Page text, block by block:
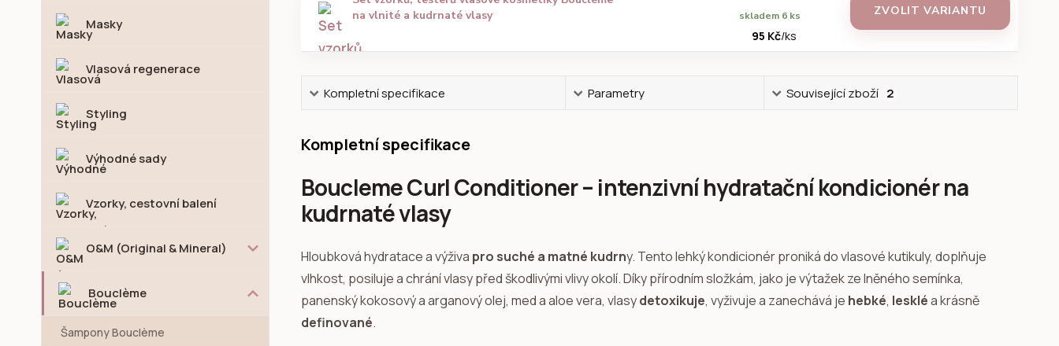
Masky
Vlasová regenerace
Styling
Výhodné sady
Vzorky, cestovní balení
O&M (Original & Mineral)
Bouclème
Šampony Bouclème
na vlnité a kudrnaté vlasy
95 Kč/ks
skladem 6 ks ZVOLIT VARIANTU
Kompletní specifikace Parametry Související zboží 2
Kompletní specifikace
Boucleme Curl Conditioner – intenzivní hydratační kondicionér na
kudrnaté vlasy
Hloubková hydratace a výživa pro suché a matné kudrny. Tento lehký kondicionér proniká do vlasové kutikuly, doplňuje
vlhkost, posiluje a chrání vlasy před škodlivými vlivy okolí. Díky přírodním složkám, jako je výtažek ze lněného semínka,
panenský kokosový a arganový olej, med a aloe vera, vlasydetoxikuje, vyživuje a zanechává je hebké, leskléa krásně
definované.